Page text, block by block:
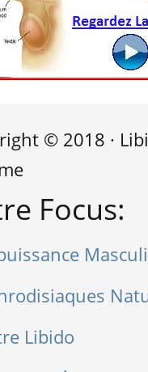
© 2018 ·
Focus:
Libido